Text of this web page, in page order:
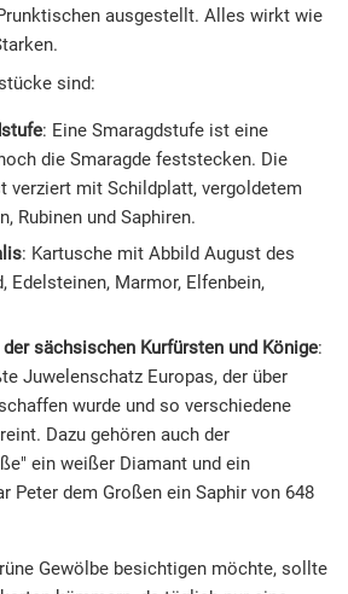
ausgestellt. Alles wirkt wie
sind:
: Eine Smaragdstufe ist eine
die Smaragde feststecken. Die
verziert mit Schildplatt, vergoldetem
Rubinen und Saphiren.
: Kartusche mit Abbild August des
Edelsteinen, Marmor, Elfenbein,
sächsischen Kurfürsten und Könige:
Juwelenschatz Europas, der über
wurde und so verschiedene
Dazu gehören auch der
ein weißer Diamant und ein
Peter dem Großen ein Saphir von 648
Gewölbe besichtigen möchte, sollte